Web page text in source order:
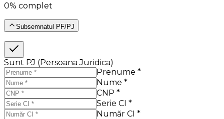
0% complet
Subsemnatul PF/PJ
Sunt PJ (Persoana Juridica)
Prenume *
Nume *
CNP *
Serie CI *
Număr CI *